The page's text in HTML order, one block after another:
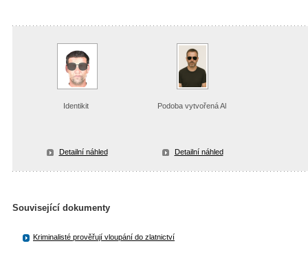
Identikit
Detailní náhled
Podoba vytvořená Al
Detailní náhled
Související dokumenty
Kriminalisté prověřují vloupání do zlatnictví